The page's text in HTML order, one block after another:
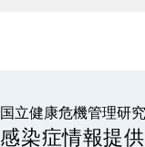
国立健康危機管理研
感染症情報提